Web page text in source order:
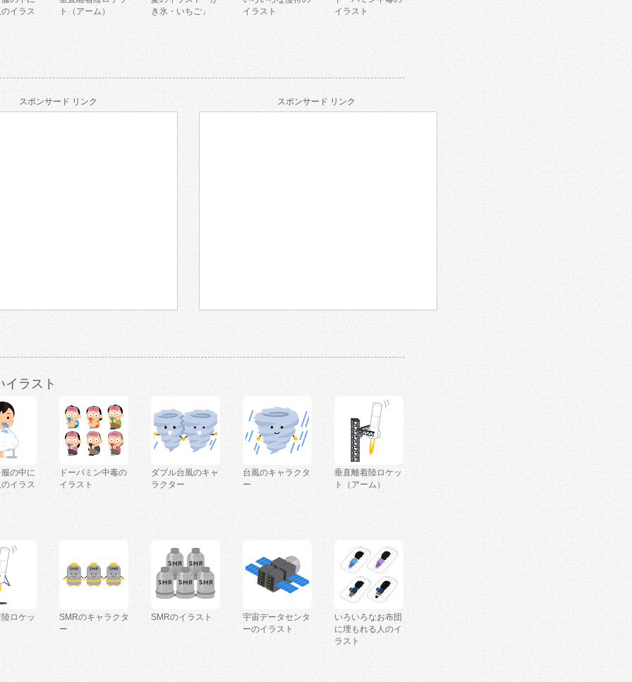
イラス
ト（アーム）
き氷・いちご」
イラスト
イラスト
スポンサード リンク スポンサード リンク
イラスト
の中に
イラス
ドーパミン中毒の
イラスト
ダブル台風のキャ
ラクター
台風のキャラクタ
ー
垂直離着陸ロケッ
ト（アーム）
ロケッ
SMRのキャラクタ
ー
SMRのイラスト
宇宙データセンタ
ーのイラスト
いろいろなお布団
に埋もれる人のイ
ラスト